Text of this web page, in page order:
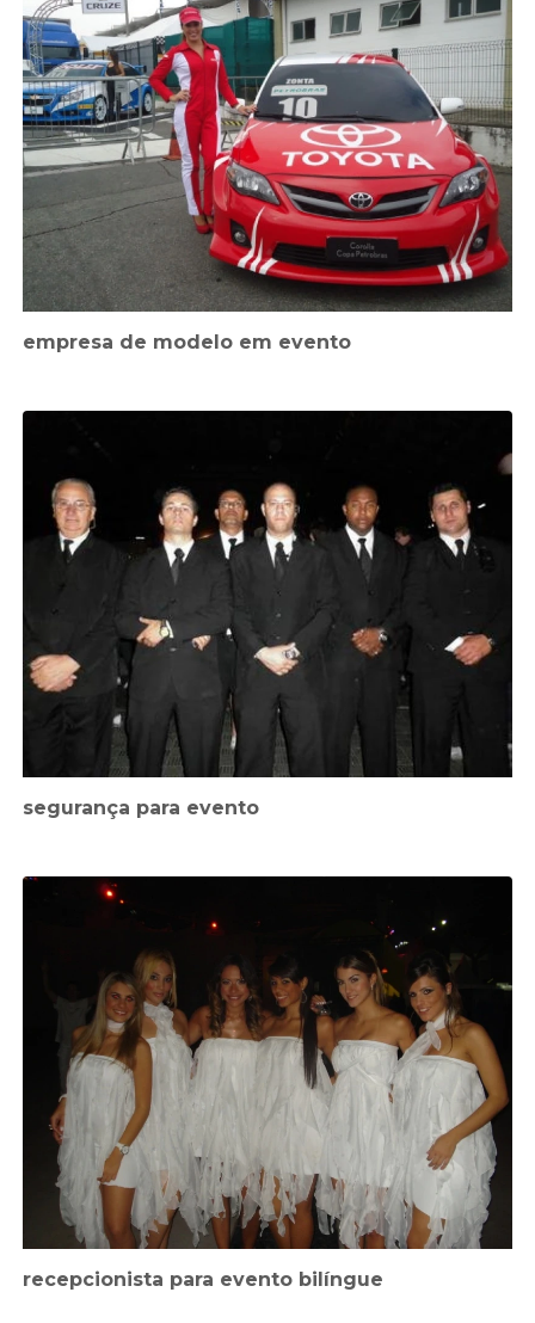
empresa de modelo em evento
segurança para evento
recepcionista para evento bilíngue